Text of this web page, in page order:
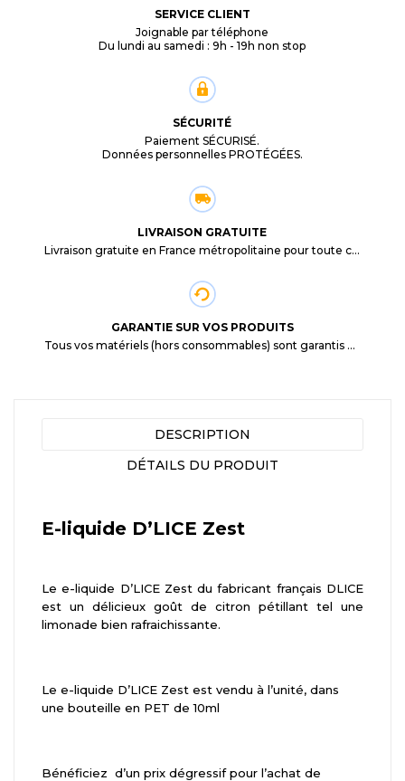
SERVICE CLIENT
Joignable par téléphone
Du lundi au samedi : 9h - 19h non stop
SÉCURITÉ
Paiement SÉCURISÉ.
Données personnelles PROTÉGÉES.
LIVRAISON GRATUITE
Livraison gratuite en France métropolitaine pour toute commande supérieure à 29,90€.
GARANTIE SUR VOS PRODUITS
Tous vos matériels (hors consommables) sont garantis 3 mois à partir de la date d'achat
DESCRIPTION
DÉTAILS DU PRODUIT
E-liquide D’LICE Zest
Le e-liquide D’LICE Zest du fabricant français DLICE
est un délicieux goût de citron pétillant tel une
limonade bien rafraichissante.
Le e-liquide D’LICE Zest est vendu à l’unité, dans
une bouteille en PET de 10ml
Bénéficiez d’un prix dégressif pour l’achat de